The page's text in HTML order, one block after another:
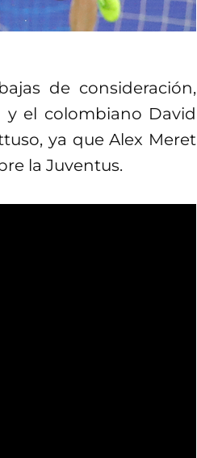
de consideración,
y el colombiano David
ya que Alex Meret
la Juventus.